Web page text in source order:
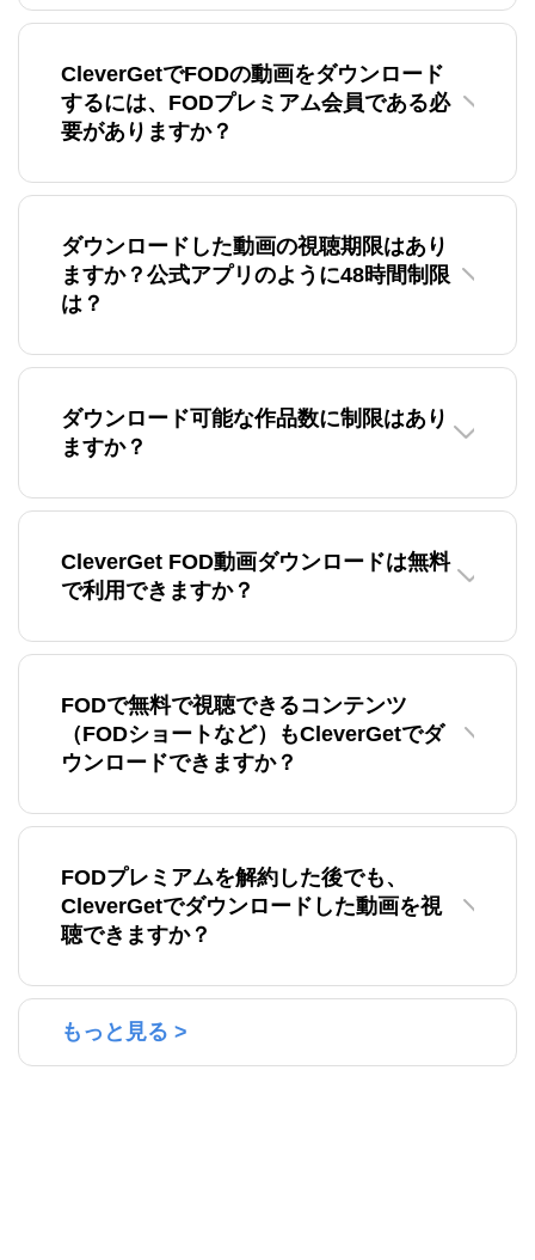
CleverGetでFODの動画をダウンロード
するには、FODプレミアム会員である必
要がありますか？
ダウンロードした動画の視聴期限はあり
ますか？公式アプリのように48時間制限
は？
ダウンロード可能な作品数に制限はあり
ますか？
CleverGet FOD動画ダウンロードは無料
で利用できますか？
FODで無料で視聴できるコンテンツ
（FODショートなど）もCleverGetでダ
ウンロードできますか？
FODプレミアムを解約した後でも、
CleverGetでダウンロードした動画を視
聴できますか？
もっと見る >